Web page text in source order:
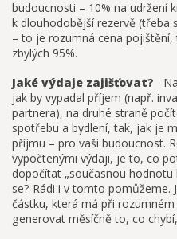
budoucnosti – 10% na udržení
k dlouhodobější rezervě (třeba
– to je rozumná cena pojištění,
zbylých 95%.
Jaké výdaje zajišťovat?
jak by vypadal příjem (např.
partnera), na druhé straně
spotřebu a bydlení, tak, jak je
příjmu – pro vaši budoucnost.
vypočtenými výdaji, je to, co
dopočítat „současnou hodnotu
se? Rádi i v tomto
částku, která má při
generovat měsíčně to, co